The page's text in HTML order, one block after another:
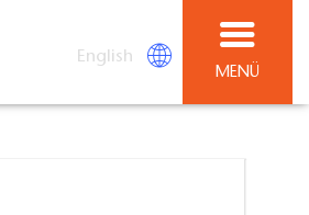
English
MENÜ